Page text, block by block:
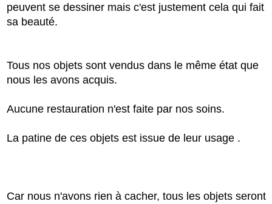
peuvent se dessiner mais c'est justement cela qui fait
sa beauté.
Tous nos objets sont vendus dans le même état que
nous les avons acquis.
Aucune restauration n'est faite par nos soins.
La patine de ces objets est issue de leur usage .
Car nous n'avons rien à cacher, tous les objets seront